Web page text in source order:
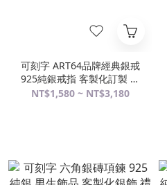
可刻字 ART64品牌經典銀戒
925純銀戒指 客製化訂製 專
屬姓名戒 男戒 女戒 尾戒
NT$1,580 ~ NT$3,180